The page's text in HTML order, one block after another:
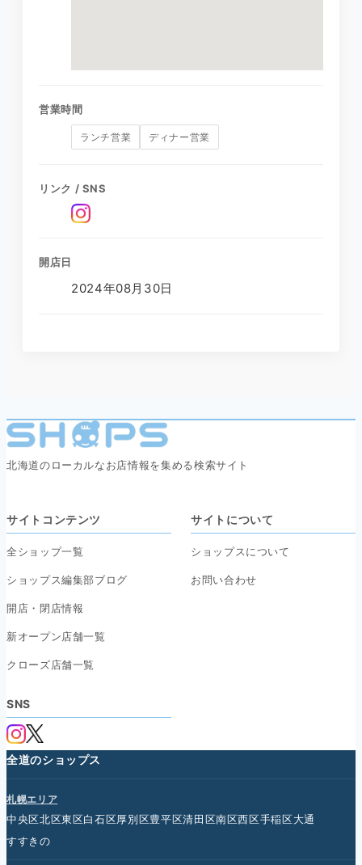
営業時間
ランチ営業 ディナー営業
リンク / SNS
開店日
2024年08月30日
北海道のローカルなお店情報を集める検索サイト
サイトコンテンツ
全ショップ一覧
ショップス編集部ブログ
開店・閉店情報
新オープン店舗一覧
クローズ店舗一覧
サイトについて
ショップスについて
お問い合わせ
SNS
全道のショップス
札幌エリア
中央区北区東区白石区厚別区豊平区清田区南区西区手稲区大通
すすきの